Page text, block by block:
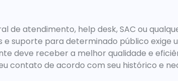
de atendimento, help desk, SAC ou
suporte para determinado público exige
deve receber a melhor qualidade e
contato de acordo com seu histórico e